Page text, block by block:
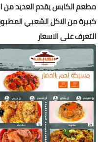
مطعم الكابس يقدم العديد من
كبيرة من الاكل الشعبي
التعرف على الاسعار